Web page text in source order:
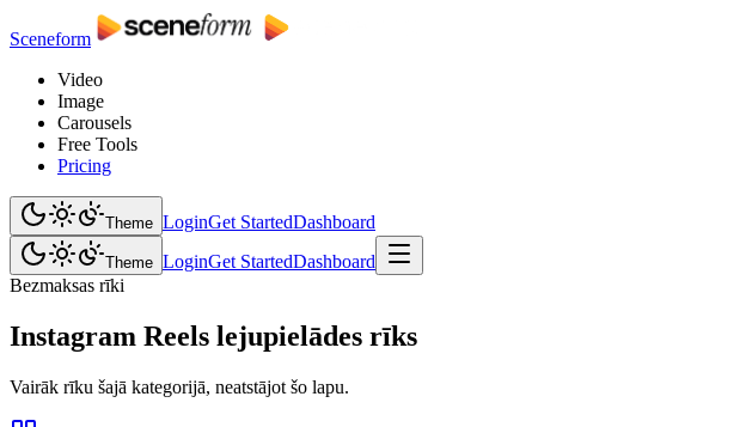
Sceneform
Video
Image
Carousels
Free Tools
Pricing
Theme LoginGet StartedDashboard
Theme LoginGet StartedDashboard
Bezmaksas rīki
Instagram Reels lejupielādes rīks
Vairāk rīku šajā kategorijā, neatstājot šo lapu.